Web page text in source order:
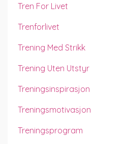
Tren For Livet
Trenforlivet
Trening Med Strikk
Trening Uten Utstyr
Treningsinspirasjon
Treningsmotivasjon
Treningsprogram